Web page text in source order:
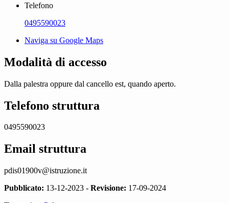
Telefono
0495590023
Naviga su Google Maps
Modalità di accesso
Dalla palestra oppure dal cancello est, quando aperto.
Telefono struttura
0495590023
Email struttura
pdis01900v@istruzione.it
Pubblicato: 13-12-2023 - Revisione: 17-09-2024